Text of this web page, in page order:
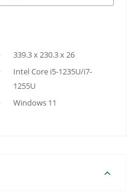
339.3 x 230.3 x 26
Intel Core i5-1235U/i7-
1255U
Windows 11